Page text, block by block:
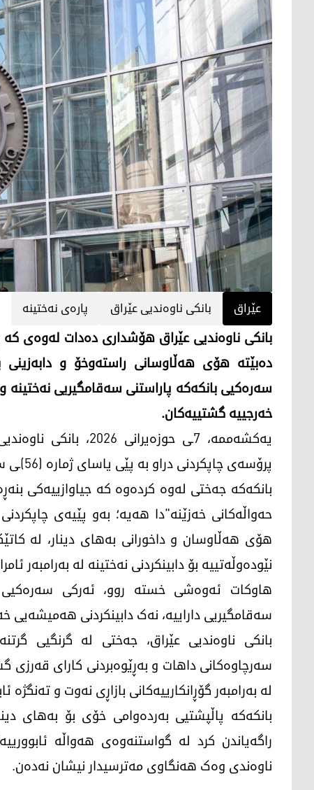
عێراق بانکی ناوەندیی عێراق پارەی نەختینە
بانکی ناوەندیی عێراق هۆشداری دەدات لەوەی کە
دەبێتە هۆی هەڵاوسانی راستەوخۆ و
سەرەکیی بانکەکە پاراستنی سەقامگیریی نەختینە
خەرجییە گشتییەکان.
یەکشەممە، 7ـی
پرۆسەی چاپکردنی دراو بە پێی یاسای ژمارە (56)ـی ساڵی 2004 بە تەواوی قەدەغەیە.
بانکەکە جەختی لەوە کردەوە کە جیاوازییەکی
حەواڵەکانی خەزێنە"دا هەیە؛ بەو پێیەی
هۆی هەڵاوسان و داخورانی بەهای دینار، لە
نێودەوڵەتییە بۆ دابینکردنی نەختینە لە بەرامبەر
هاوکات ئەوەشی خستە روو، ئەرکی سەرەکیی
سەقامگیریی داراییە، نەک دابینکردنی هەمیشەیی
بانکی ناوەندیی عێراق، جەختی لە گرنگیی
سەرچاوەکانی داهات و بەڕێوەبردنی کارای قەرزی
لە بەرامبەر گۆڕانکارییەکانی بازاڕی نەوت و تەنگژە
بانکەکە پاڵپشتیی بەردەوامی خۆی بۆ بەهای
راگەیاندن کرد لە گواستنەوەی هەواڵە
ناوەندی وەک هەنگاوی مەترسیدار نیشان نەدەن.